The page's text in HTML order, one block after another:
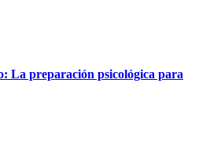
La preparación psicológica para